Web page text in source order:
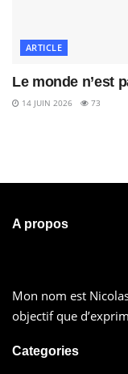
ARTICLE
Le monde n’est
14 JUIN 2026 73
A propos
Mon nom est
objectif que
Categories